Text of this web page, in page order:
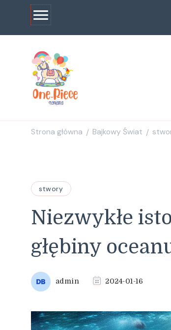
Strona główna / Bajkowy Świat /
stwory
Niezwykłe
głębiny
admin 2024-01-16